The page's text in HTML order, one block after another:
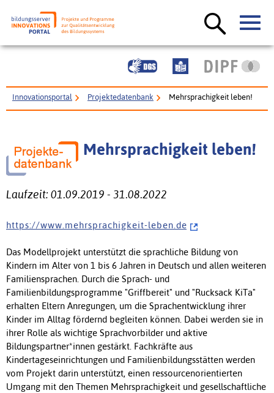
Innovationsportal Projektedatenbank Mehrsprachigkeit leben!
Mehrsprachigkeit leben!
Laufzeit: 01.09.2019 - 31.08.2022
h t t p s : / / w w w . m e h r s p r a c h i g k e i t - l e b e n . d e
Das Modellprojekt unterstützt die sprachliche Bildung von
Kindern im Alter von 1 bis 6 Jahren in Deutsch und allen weiteren
Familiensprachen. Durch die Sprach- und
Familienbildungsprogramme "Griffbereit" und "Rucksack KiTa"
erhalten Eltern Anregungen, um die Sprachentwicklung ihrer
Kinder im Alltag fördernd begleiten können. Dabei werden sie in
ihrer Rolle als wichtige Sprachvorbilder und aktive
Bildungspartner*innen gestärkt. Fachkräfte aus
Kindertageseinrichtungen und Familienbildungsstätten werden
vom Projekt darin unterstützt, einen ressourcenorientierten
Umgang mit den Themen Mehrsprachigkeit und gesellschaftliche